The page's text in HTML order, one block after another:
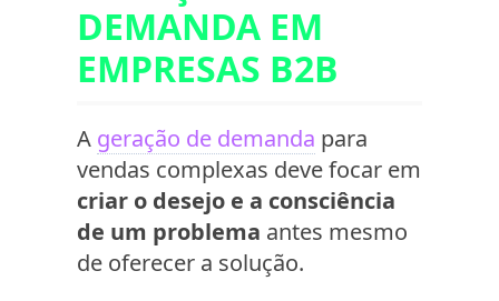
DEMANDA EM
EMPRESAS B2B
A geração de demanda para
vendas complexas deve focar em
criar o desejo e a consciência
de um problema antes mesmo
de oferecer a solução.